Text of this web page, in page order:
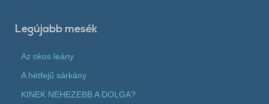
Legújabb mesék
Az okos leány
A hétfejű sárkány
KINEK NEHEZEBB A DOLGA?